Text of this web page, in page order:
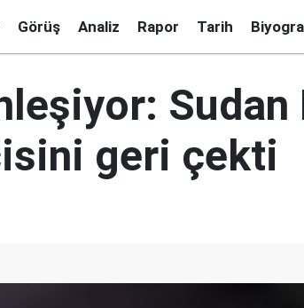
Görüş Analiz Rapor Tarih
Sudan
geri çekti